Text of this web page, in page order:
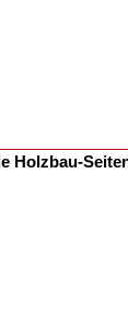
Holzbau-